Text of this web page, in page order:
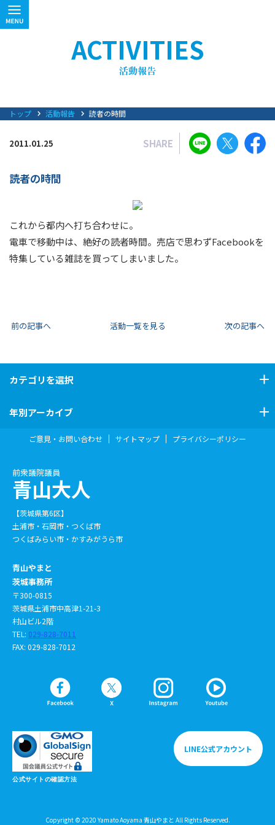
ACTIVITIES
トップ 活動報告 読者の時間
2011.01.25 SHARE
読者の時間
これから都内へ打ち合わせに。
電車で移動中は、絶好の読者時間。売店で思わずFacebookを
特集している雑誌を買ってしまいました。
前の記事へ 活動一覧を見る 次の記事へ
カテゴリを選択
年別アーカイブ
前衆議院議員
青山大人
【茨城県第6区】
土浦市・石岡市・つくば市
つくばみらい市・かすみがうら市
青山やまと
茨城事務所
〒300-0815
茨城県土浦市中高津1-21-3
村山ビル2階
TEL: 029-828-7011
FAX: 029-828-7012
公式サイトの確認方法
LINE公式アカウント
ご意見・お問い合わせ サイトマップ プライバシーポリシー
Copyright © 2020 Yamato Aoyama 青山やまと All Rights Reserved.